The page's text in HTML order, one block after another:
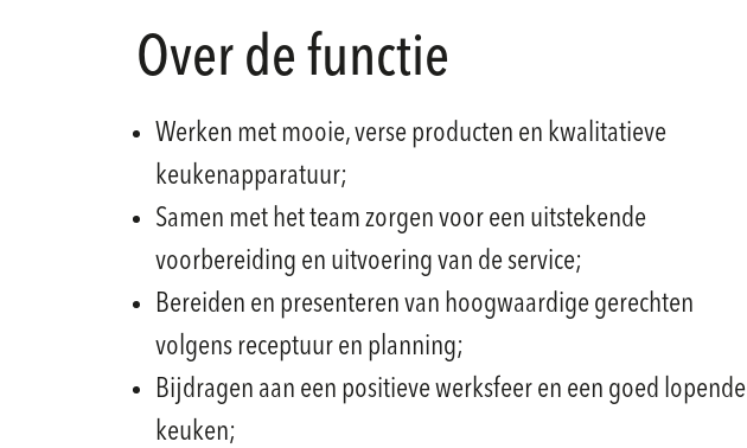
Over de functie
Werken met mooie, verse producten en kwalitatieve
keukenapparatuur;
Samen met het team zorgen voor een uitstekende
voorbereiding en uitvoering van de service;
Bereiden en presenteren van hoogwaardige gerechten
volgens receptuur en planning;
Bijdragen aan een positieve werksfeer en een goed lopende
keuken;